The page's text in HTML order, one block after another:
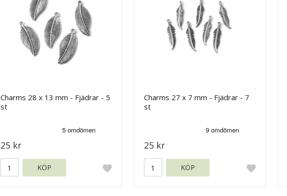
Charms 28 x 13 mm - Fjädrar - 5
st
25 kr
KÖP
Charms 27 x 7 mm - Fjädrar - 7
st
25 kr
KÖP